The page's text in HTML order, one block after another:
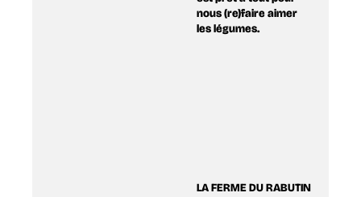
nous (re)faire aimer
les légumes.
LA FERME DU RABUTIN